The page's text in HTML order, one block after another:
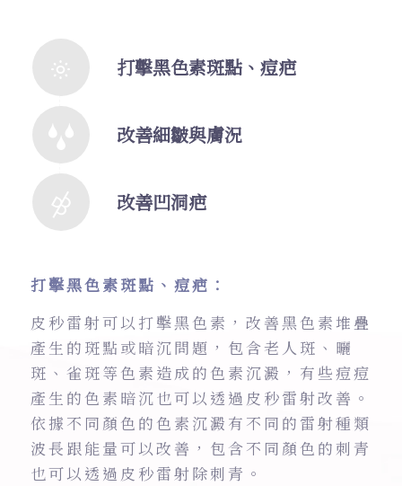
打擊黑色素斑點、痘疤
改善細皺與膚況
改善凹洞疤
打擊黑色素斑點、痘疤：
皮秒雷射可以打擊黑色素，改善黑色素堆疊
產生的斑點或暗沉問題，包含老人斑、曬
斑、雀斑等色素造成的色素沉澱，有些痘痘
產生的色素暗沉也可以透過皮秒雷射改善。
依據不同顏色的色素沉澱有不同的雷射種類
波長跟能量可以改善，包含不同顏色的刺青
也可以透過皮秒雷射除刺青。